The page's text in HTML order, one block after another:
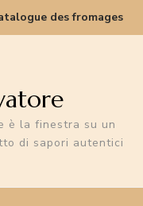
des fromages
è la finestra su un
di sapori autentici